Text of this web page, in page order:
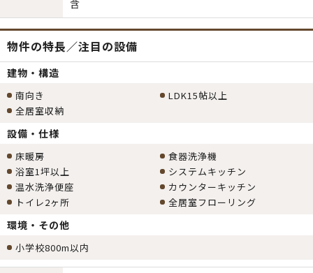
含
物件の特長／注目の設備
建物・構造
南向き
LDK15帖以上
全居室収納
設備・仕様
床暖房
食器洗浄機
浴室1坪以上
システムキッチン
温水洗浄便座
カウンターキッチン
トイレ2ヶ所
全居室フローリング
環境・その他
小学校800m以内